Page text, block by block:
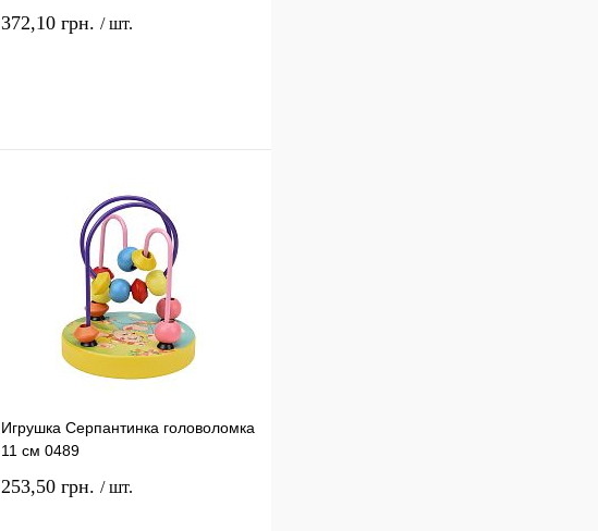
372,10 грн. / шт.
наличии
Игрушка Серпантинка головоломка
11 см 0489
253,50 грн. / шт.